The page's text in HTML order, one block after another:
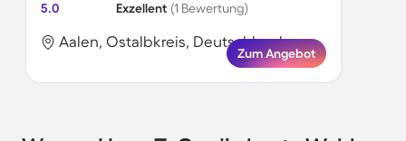
5.0
Exzellent (1 Bewertung)
Aalen, Ostalbkreis, Deutschland
Zum Angebot